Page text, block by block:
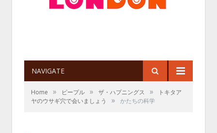
NAVIGATE
Home » ピープル » ザ・ハプニングス »
トキタア
ヤのウサギ穴で会いましょう
» かたちの科学